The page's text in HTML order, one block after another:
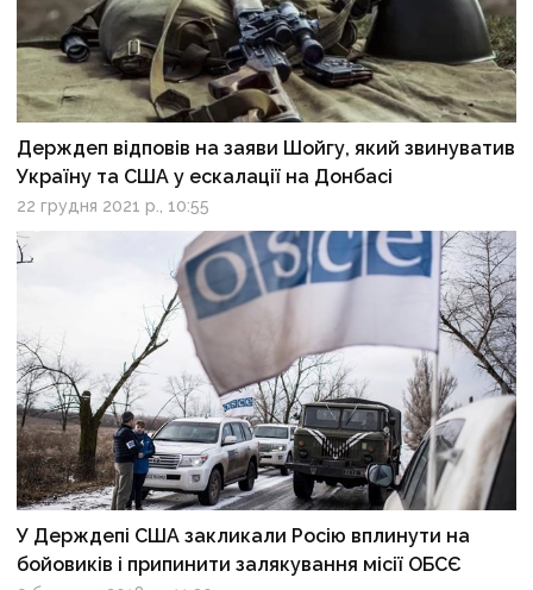
Держдеп відповів на заяви Шойгу, який звинуватив
Україну та США у ескалації на Донбасі
22 грудня 2021 р., 10:55
У Держдепі США закликали Росію вплинути на
бойовиків і припинити залякування місії ОБСЄ